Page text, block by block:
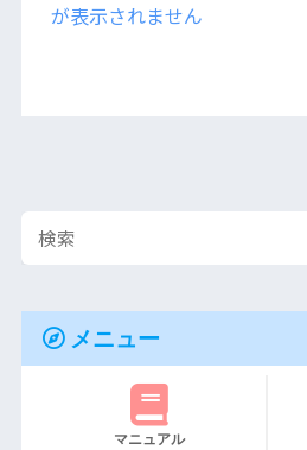
が表示されません
メニュー
マニュアル